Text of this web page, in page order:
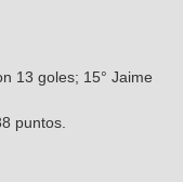
13 goles; 15° Jaime
puntos.